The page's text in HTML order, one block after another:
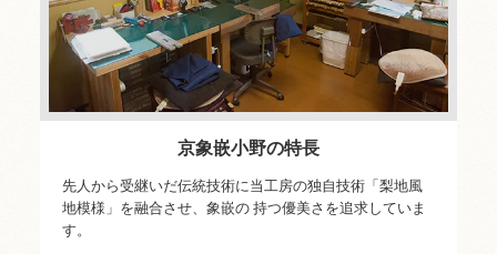
京象嵌小野の特長
先人から受継いだ伝統技術に当工房の独自技術「梨地風
地模様」を融合させ、象嵌の 持つ優美さを追求していま
す。